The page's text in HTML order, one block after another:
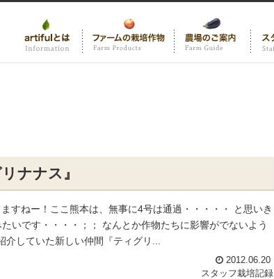
ナナス』
すねー！ここ熊本は、無事に4号は通過・・・・・ と思いき
いです・・・・；； なんとか作物たちに影響がでないよう
介していた新しい仲間『ティグリ...
2012.06.20
スタッフ栽培記録